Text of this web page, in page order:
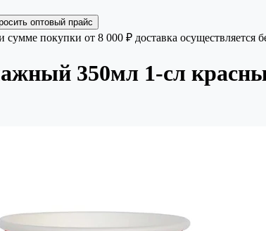
оптовый прайс
сумме покупки от 8 000 ₽ доставка осуществляется
350мл 1-сл